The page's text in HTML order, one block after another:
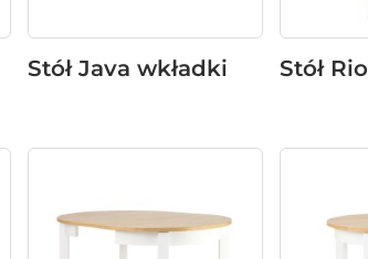
Stół Java wkładki Stół Rio